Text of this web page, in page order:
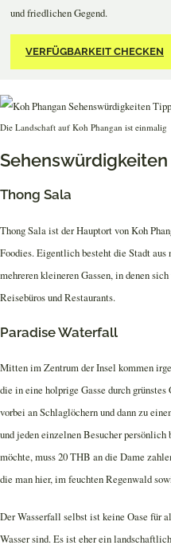
und friedlichen Gegend.
VERFÜGBARKEIT CHECKEN
Die Landschaft auf Koh Phangan ist einmalig
Sehenswürdigkeiten
Thong Sala
Thong Sala ist der Hauptort von Koh
Foodies. Eigentlich besteht die Stadt
mehreren kleineren Gassen, in denen
Reisebüros und Restaurants.
Paradise Waterfall
Mitten im Zentrum der Insel kommen
die in eine holprige Gasse durch
vorbei an Schlaglöchern und dann zu
und jeden einzelnen Besucher persönlich
möchte, muss 20 THB an die Dame
die man hier, im feuchten Regenwald
Der Wasserfall selbst ist keine Oase für
Wasser sind. Es ist eher ein